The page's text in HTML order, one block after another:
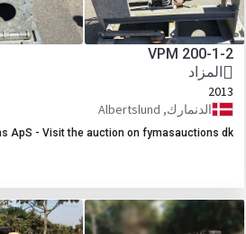
VPM 200-1-2
المزاد
2013
الدنمارك, Albertslund
ApS - Visit the auction on fymasauctions dk